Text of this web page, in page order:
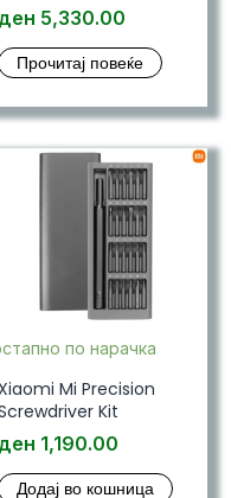
ден 5,330.00
Прочитај повеќе
по нарачка
Mi Precision
Kit
ден 1,190.00
Додај во кошница